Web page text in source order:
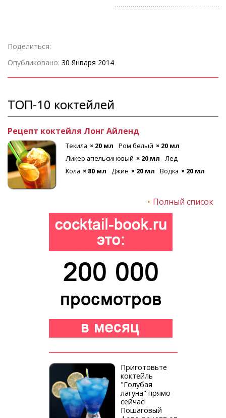
Поделиться:
Опубликовано: 30 Января 2014
ТОП-10 коктейлей
Рецепт коктейля Лонг Айленд
Текила × 20 мл Ром белый × 20 мл
Ликер апельсиновый × 20 мл
Лед
Кола × 80 мл Джин × 20 мл Водка × 20 мл
Полный список
Приготовьте
коктейль
"Голубая
лагуна" прямо
сейчас!
Пошаговый